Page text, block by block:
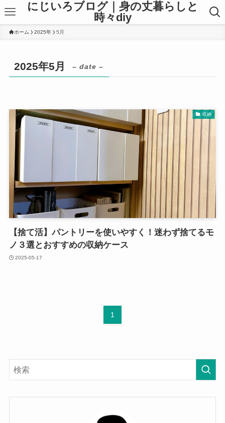
にじいろブログ｜身の丈暮らしと
時々diy
ホーム 2025年 5月
2025年5月 – date –
収納
【捨て活】パントリーを使いやすく！迷わず捨てるモ
ノ３選とおすすめの収納ケース
2025-05-17
1